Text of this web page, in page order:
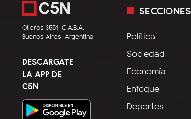
Olleros 3551, C.A.B.A.
Buenos Aires, Argentina
DESCARGATE
LA APP DE
C5N
SECCIONES
Política
Sociedad
Economía
Enfoque
Deportes